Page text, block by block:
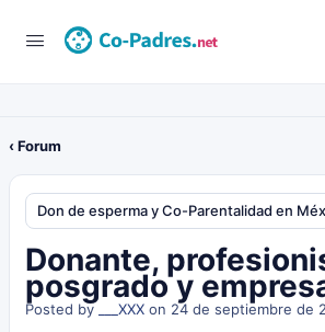
‹ Forum
Don de esperma y Co-Parentalidad en
Donante,
posgrado y
Posted by ___XXX on 24 de septiembre de